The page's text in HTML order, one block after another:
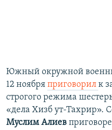
Южный окружной
12 ноября приговорил к
строгого режима
«дела Хизб ут-Тахрир».
Муслим Алиев